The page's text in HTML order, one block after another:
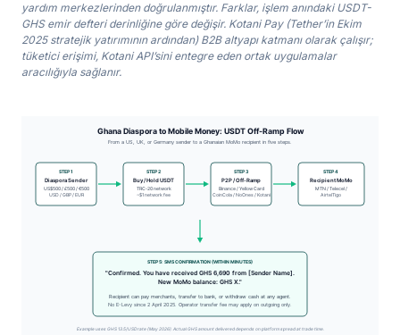
yardım merkezlerinden doğrulanmıştır. Farklar, işlem anındaki USDT-
GHS emir defteri derinliğine göre değişir. Kotani Pay (Tether’in Ekim
2025 stratejik yatırımının ardından) B2B altyapı katmanı olarak çalışır;
tüketici erişimi, Kotani API’sini entegre eden ortak uygulamalar
aracılığıyla sağlanır.